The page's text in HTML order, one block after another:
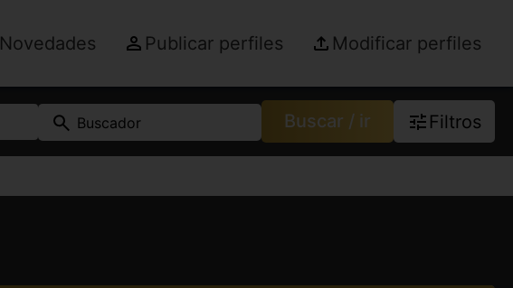
Novedades Publicar perfiles Modificar perfiles
Buscador Buscar / ir Filtros